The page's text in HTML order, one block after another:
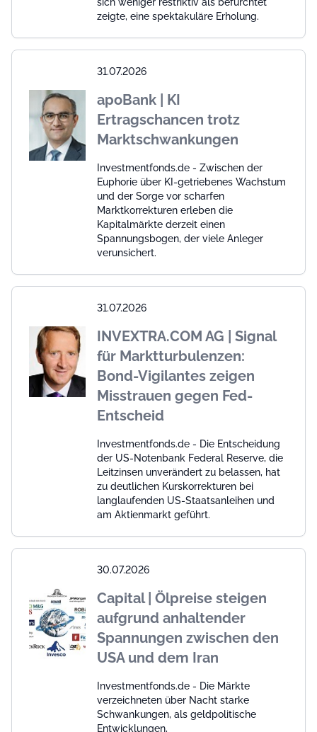
zeigte, eine spektakuläre Erholung.
31.07.2026
apoBank | KI
Ertragschancen trotz
Marktschwankungen
Investmentfonds.de - Zwischen der
Euphorie über KI-getriebenes Wachstum
und der Sorge vor scharfen
Marktkorrekturen erleben die
Kapitalmärkte derzeit einen
Spannungsbogen, der viele Anleger
verunsichert.
31.07.2026
INVEXTRA.COM AG | Signal
für Marktturbulenzen:
Bond-Vigilantes zeigen
Misstrauen gegen Fed-
Entscheid
Investmentfonds.de - Die Entscheidung
der US-Notenbank Federal Reserve, die
Leitzinsen unverändert zu belassen, hat
zu deutlichen Kurskorrekturen bei
langlaufenden US-Staatsanleihen und
am Aktienmarkt geführt.
30.07.2026
Capital | Ölpreise steigen
aufgrund anhaltender
Spannungen zwischen den
USA und dem Iran
Investmentfonds.de - Die Märkte
verzeichneten über Nacht starke
Schwankungen, als geldpolitische
Entwicklungen,